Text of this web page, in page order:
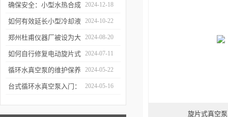
题诊断与预防措施
确保安全：小型水热合成
反应釜的操作与维护建议
2024-12-18
如何有效延长小型冷却液
水循环泵的使用寿命？
2024-10-22
郑州杜甫仪器厂被设为大
学生实习就业基地
2024-08-20
如何自行修复电动旋片式
真空泵无法启动的问题
2024-07-11
循环水真空泵的维护保养
与故障排除指南
2024-05-22
台式循环水真空泵入门： 2024-05-16
旋片式真空